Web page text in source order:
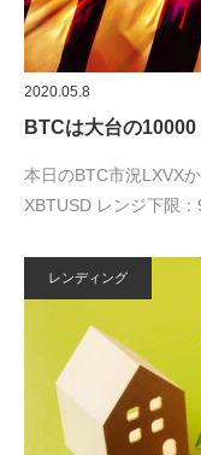
2020.05.8
BTCは大台の
本日のBTC市況LXVX
XBTUSD レンジ下限
レンディング